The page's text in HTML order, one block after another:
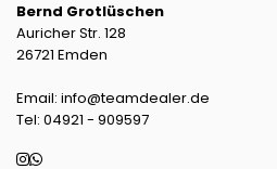
Bernd Grotlüschen
Auricher Str. 128
26721 Emden
Email: info@teamdealer.de
Tel: 04921 - 909597
Instagram
Whatsapp